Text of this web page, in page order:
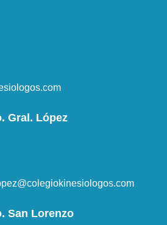
Gral. López
San Lorenzo